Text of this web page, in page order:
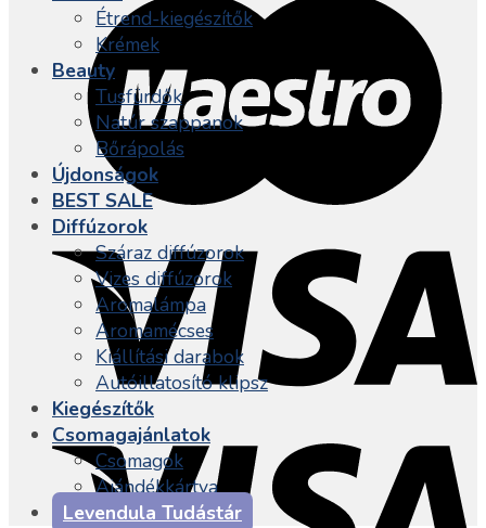
Étrend-kiegészítők
Krémek
Beauty
Tusfürdők
Natúr szappanok
Bőrápolás
Újdonságok
BEST SALE
Diffúzorok
Száraz diffúzorok
Vizes diffúzorok
Aromalámpa
Aromamécses
Kiállítási darabok
Autóillatosító klipsz
Kiegészítők
Csomagajánlatok
Csomagok
Ajándékkártya
Levendula Tudástár